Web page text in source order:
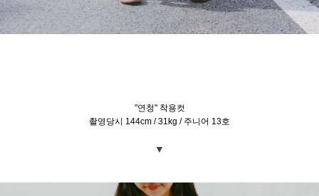
"연청" 착용컷
촬영당시 144cm / 31kg / 주니어 13호
▼